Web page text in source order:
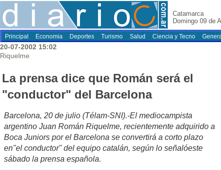
Catamarca
Domingo 09 de
Principal Economia Deportes Turismo Salud Ciencia y Tecno
20-07-2002 15:02
Riquelme
La prensa dice que Román será el
"conductor" del Barcelona
Barcelona, 20 de julio (Télam-SNI).-El mediocampista
argentino Juan Román Riquelme, recientemente adquirido a
Boca Juniors por el Barcelona se convertirá a corto plazo
en"el conductor" del equipo catalán, según lo señalóeste
sábado la prensa española.